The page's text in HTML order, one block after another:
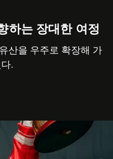
하는 장대한 여정
산을 우주로 확장해 가
.